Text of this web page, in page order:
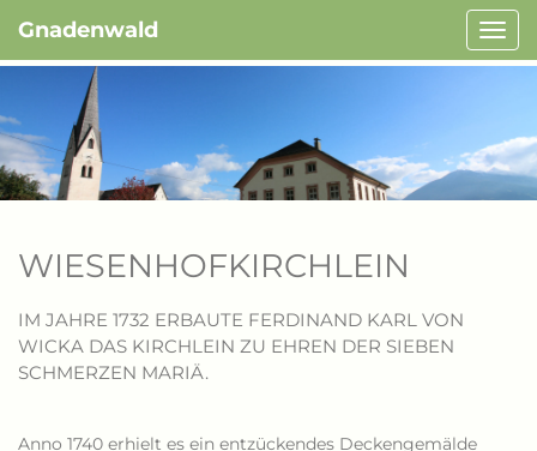
ein-/
Gnadenwald
WIESENHOFKIRCHLEIN
IM JAHRE 1732 ERBAUTE FERDINAND KARL VON
WICKA DAS KIRCHLEIN ZU EHREN DER SIEBEN
SCHMERZEN MARIÄ.
Anno 1740 erhielt es ein entzückendes Deckengemälde